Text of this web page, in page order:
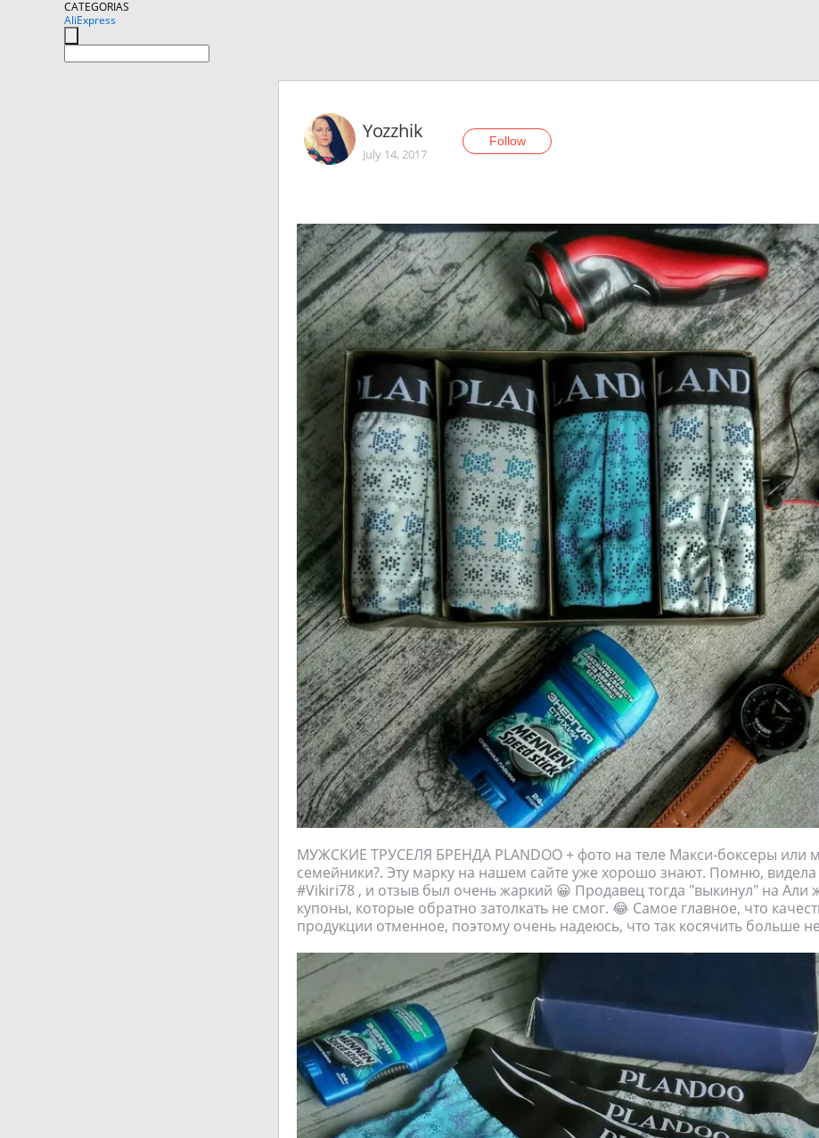
CATEGORIAS
AliExpress
Yozzhik
July 14, 2017
Follow
МУЖСКИЕ ТРУСЕЛЯ БРЕНДА PLANDOO + фото на теле Макси-боксеры или
семейники?. Эту марку на нашем сайте уже хорошо знают. Помню, видела
#Vikiri78 , и отзыв был очень жаркий 😀 Продавец тогда "выкинул" на Али
купоны, которые обратно затолкать не смог. 😂 Самое главное, что
продукции отменное, поэтому очень надеюсь, что так косячить больше